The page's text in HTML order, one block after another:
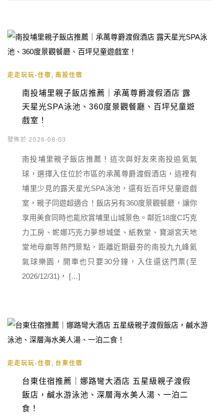
走走玩玩-住宿 南投住宿
南投埔里親子飯店推薦｜承萬尊爵渡假酒店 露
天星光SPA泳池、360度景觀餐廳、百坪兒童遊
戲室！
發佈於 2026-08-03
南投埔里親子飯店推薦！這次與好友來南投追氦氣
球，選擇入住位於市區的承萬尊爵渡假酒店，這裡有
埔里少見的露天星光SPA泳池，還有近百坪兒童遊戲
室，親子同遊超適合！飯店另有360度景觀餐廳，讓你
享用美食同時也能欣賞埔里山城景色。鄰近18度C巧克
力工房、妮娜巧克力夢想城堡、紙教堂、寶湖宮天地
堂地母廟等熱門景點，距離近期最夯的南投九九峰氦
氣球樂園，開車也只要30分鐘，入住還送門票(至
2026/12/31)， […]
走走玩玩-住宿 台東住宿
台東住宿推薦｜娜路彎大酒店 五星級親子渡假
飯店，鹹水游泳池、深層海水美人湯、一泊二
食！